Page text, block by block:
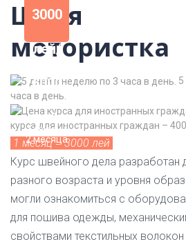
3000
лей/
6000
лей
1 месяц/
2 месяца
Швея
мотористка
часа в день.
курса для иностранных граждан –
1 месяц = 3000 лей
Курс швейного дела разработан
разного возраста и уровня
могли ознакомиться с
для пошива одежды,
свойствами текстильных